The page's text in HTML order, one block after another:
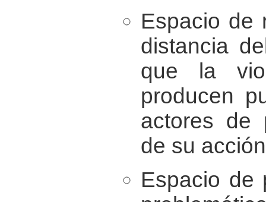
Espacio de
distancia
que la
producen
actores de
de su
Espacio de